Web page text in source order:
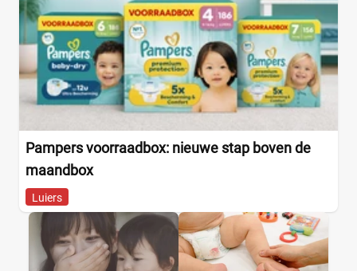
Pampers voorraadbox: nieuwe stap boven de
maandbox
Luiers